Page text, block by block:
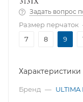
Задать вопрос
Размер перчаток
7
8 9
Характеристики
Бренд —